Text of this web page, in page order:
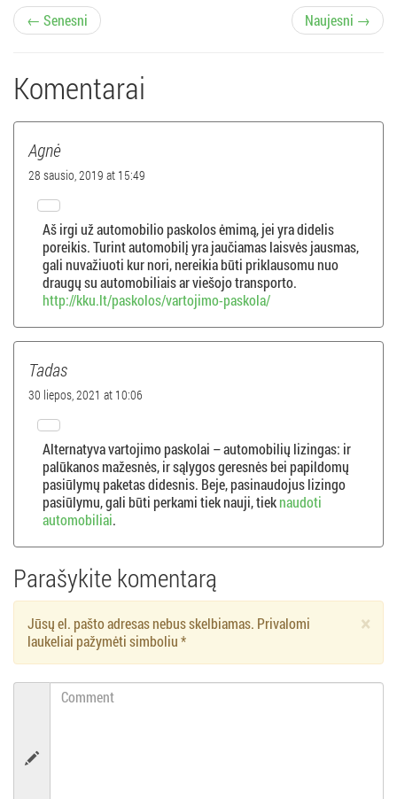
Į
r
a
ų
i
g
j
a
← Senesni Naujesni →
Komentarai
Agnė
28 sausio, 2019 at 15:49
Aš irgi už automobilio paskolos ėmimą, jei yra didelis
poreikis. Turint automobilį yra jaučiamas laisvės jausmas,
gali nuvažiuoti kur nori, nereikia būti priklausomu nuo
draugų su automobiliais ar viešojo transporto.
http://kku.lt/paskolos/vartojimo-paskola/
Tadas
30 liepos, 2021 at 10:06
Alternatyva vartojimo paskolai – automobilių lizingas: ir
palūkanos mažesnės, ir sąlygos geresnės bei papildomų
pasiūlymų paketas didesnis. Beje, pasinaudojus lizingo
pasiūlymu, gali būti perkami tiek nauji, tieknaudoti
automobiliai.
Parašykite komentarą
×
Jūsų el. pašto adresas nebus skelbiamas. Privalomi
laukeliai pažymėti simboliu*
Comment